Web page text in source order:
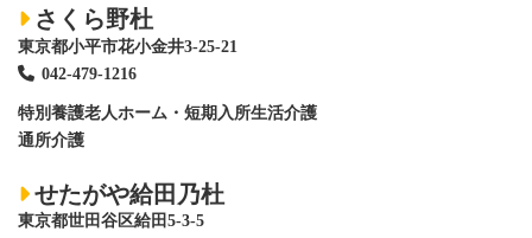
さくら野杜
東京都小平市花小金井3-25-21
042-479-1216
特別養護老人ホーム ・短期入所生活介護
通所介護
せたがや給田乃杜
東京都世田谷区給田5-3-5